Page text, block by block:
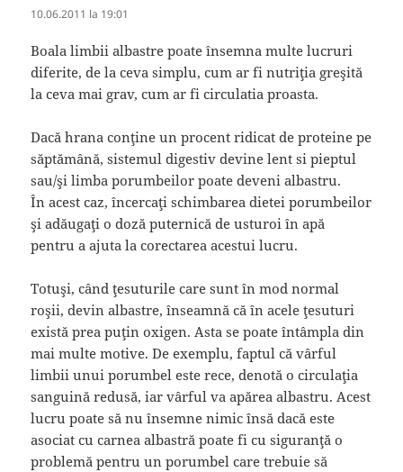
10.06.2011 la 19:01
Boala limbii albastre poate însemna multe lucruri
diferite, de la ceva simplu, cum ar fi nutriţia greşită
la ceva mai grav, cum ar fi circulatia proasta.
Dacă hrana conţine un procent ridicat de proteine pe
săptămână, sistemul digestiv devine lent si pieptul
sau/şi limba porumbeilor poate deveni albastru.
În acest caz, încercaţi schimbarea dietei porumbeilor
şi adăugaţi o doză puternică de usturoi în apă
pentru a ajuta la corectarea acestui lucru.
Totuşi, când ţesuturile care sunt în mod normal
roşii, devin albastre, înseamnă că în acele ţesuturi
există prea puţin oxigen. Asta se poate întâmpla din
mai multe motive. De exemplu, faptul că vârful
limbii unui porumbel este rece, denotă o circulaţia
sanguină redusă, iar vârful va apărea albastru. Acest
lucru poate să nu însemne nimic însă dacă este
asociat cu carnea albastră poate fi cu siguranţă o
problemă pentru un porumbel care trebuie să